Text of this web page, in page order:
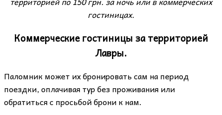
гостиницах.
Коммерческие гостиницы за территорией
Лавры.
Паломник может их бронировать сам на период
поездки, оплачивая тур без проживания или
обратиться с просьбой брони к нам.